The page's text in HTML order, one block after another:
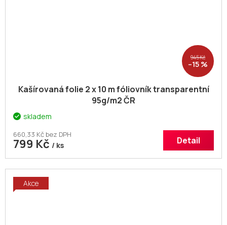
945 Kč
–15 %
Kašírovaná folie 2 x 10 m fóliovník transparentní
95g/m2 ČR
skladem
660,33 Kč bez DPH
799 Kč / ks Detail
Akce